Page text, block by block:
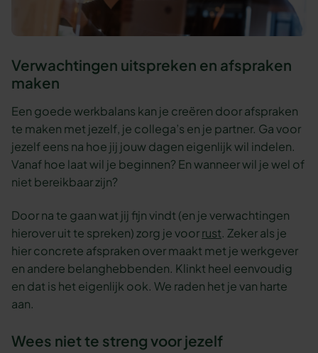
Verwachtingen uitspreken en afspraken
maken
Een goede werkbalans kan je creëren door afspraken
te maken met jezelf, je collega’s en je partner. Ga voor
jezelf eens na hoe jij jouw dagen eigenlijk wil indelen.
Vanaf hoe laat wil je beginnen? En wanneer wil je wel of
niet bereikbaar zijn?
Door na te gaan wat jij fijn vindt (en je verwachtingen
hierover uit te spreken) zorg je voorrust. Zeker als je
hier concrete afspraken over maakt met je werkgever
en andere belanghebbenden. Klinkt heel eenvoudig
en dat is het eigenlijk ook. We raden het je van harte
aan.
Wees niet te streng voor jezelf